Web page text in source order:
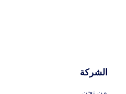
الشركة